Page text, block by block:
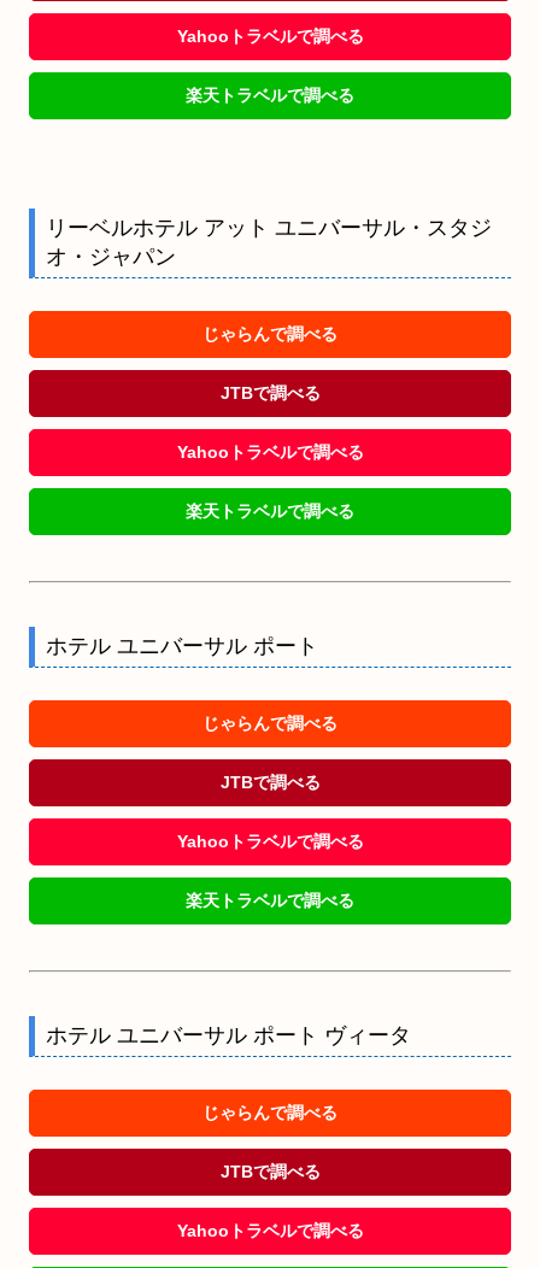
Yahooトラベルで調べる
楽天トラベルで調べる
リーベルホテル アット ユニバーサル・スタジ
オ・ジャパン
じゃらんで調べる
JTBで調べる
Yahooトラベルで調べる
楽天トラベルで調べる
ホテル ユニバーサル ポート
じゃらんで調べる
JTBで調べる
Yahooトラベルで調べる
楽天トラベルで調べる
ホテル ユニバーサル ポート ヴィータ
じゃらんで調べる
JTBで調べる
Yahooトラベルで調べる